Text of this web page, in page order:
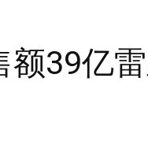
额39亿